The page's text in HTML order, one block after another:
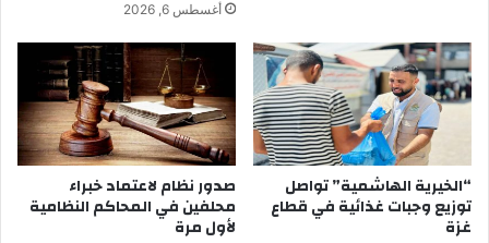
أغسطس 6, 2026
“الخيرية الهاشمية” تواصل
توزيع وجبات غذائية في قطاع
غزة
صدور نظام لاعتماد خبراء
محلفين في المحاكم النظامية
لأول مرة